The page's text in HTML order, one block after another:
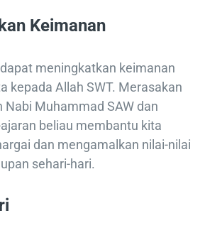
Keimanan
meningkatkan keimanan
kepada Allah SWT. Merasakan
Nabi Muhammad SAW dan
beliau membantu kita
dan mengamalkan nilai-nilai
sehari-hari.